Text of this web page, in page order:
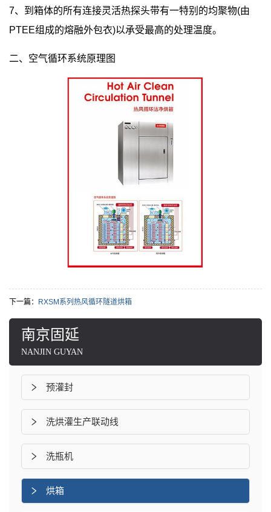
南京固延
NANJIN GUYAN
预灌封
洗烘灌生产联动线
洗瓶机
烘箱
7、到箱体的所有连接灵活热探头带有一特别的均聚物(由
PTEE组成的熔融外包衣)以承受最高的处理温度。
二、空气循环系统原理图
下一篇： RXSM系列热风循环隧道烘箱